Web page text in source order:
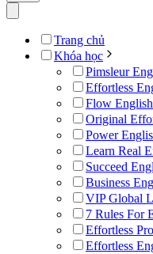
Trang chủ
Khóa học
Pimsleur
Effortless
Flow
Original
Power
Learn Real
Succeed
Business
VIP Global
7 Rules For
Effortless
Effortless